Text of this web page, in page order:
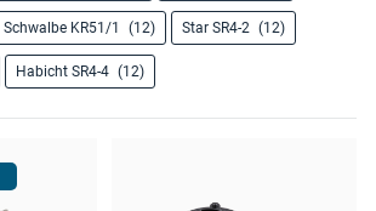
Schwalbe KR51/1 (12) Star SR4-2 (12)
Habicht SR4-4 (12)